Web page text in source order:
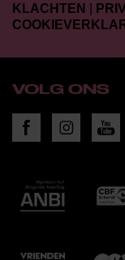
KLACHTEN
VOLG ONS